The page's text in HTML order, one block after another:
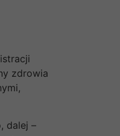
zdrowia
dalej –